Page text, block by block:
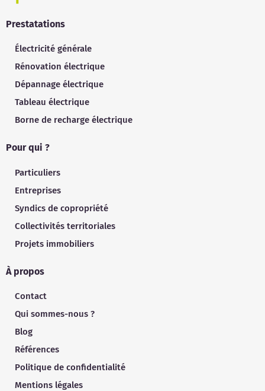
Prestatations
Électricité générale
Rénovation électrique
Dépannage électrique
Tableau électrique
Borne de recharge électrique
Pour qui ?
Particuliers
Entreprises
Syndics de copropriété
Collectivités territoriales
Projets immobiliers
À propos
Contact
Qui sommes-nous ?
Blog
Références
Politique de confidentialité
Mentions légales